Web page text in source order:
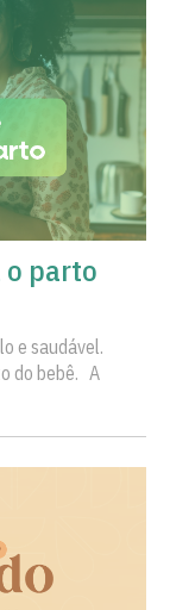
o parto
e saudável.
do bebê. A